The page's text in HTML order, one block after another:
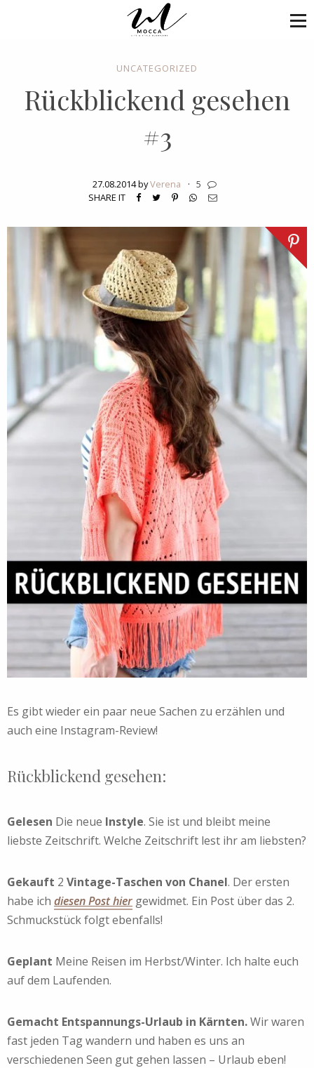
UNCATEGORIZED
Rückblickend gesehen
#3
27.08.2014 byVerena · 5
SHARE IT
Es gibt wieder ein paar neue Sachen zu erzählen und
auch eine Instagram-Review!
Rückblickend gesehen:
Gelesen Die neue Instyle. Sie ist und bleibt meine
liebste Zeitschrift. Welche Zeitschrift lest ihr am liebsten?
Gekauft 2 Vintage-Taschen von Chanel. Der ersten
habe ich diesen Post hier gewidmet. Ein Post über das 2.
Schmuckstück folgt ebenfalls!
Geplant Meine Reisen im Herbst/Winter. Ich halte euch
auf dem Laufenden.
Gemacht Entspannungs-Urlaub in Kärnten.Wir waren
fast jeden Tag wandern und haben es uns an
verschiedenen Seen gut gehen lassen – Urlaub eben!